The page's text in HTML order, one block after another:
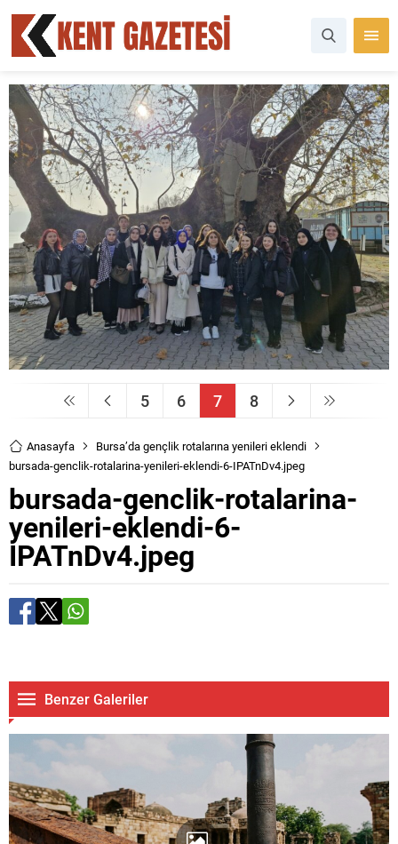
5 6 7 8
Anasayfa
Bursa’da gençlik rotalarına yenileri eklendi
bursada-genclik-rotalarina-yenileri-eklendi-6-IPATnDv4.jpeg
bursada-genclik-rotalarina-
yenileri-eklendi-6-
IPATnDv4.jpeg
Benzer Galeriler